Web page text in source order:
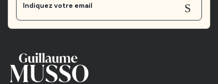
Indiquez votre email